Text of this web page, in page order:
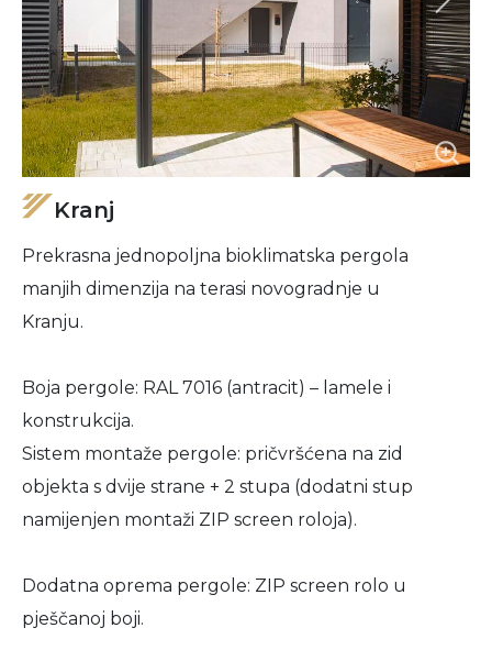
Kranj
Prekrasna jednopoljna bioklimatska pergola
manjih dimenzija na terasi novogradnje u
Kranju.
Boja pergole: RAL 7016 (antracit) – lamele i
konstrukcija.
Sistem montaže pergole: pričvršćena na zid
objekta s dvije strane + 2 stupa (dodatni stup
namijenjen montaži ZIP screen roloja).
Dodatna oprema pergole: ZIP screen rolo u
pješčanoj boji.